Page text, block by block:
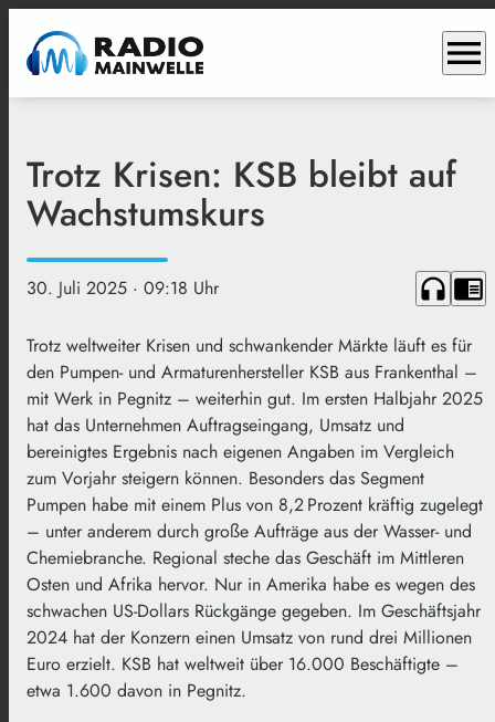
menu
Trotz Krisen: KSB bleibt auf
Wachstumskurs
30. Juli 2025 · 09:18 Uhr headphones chrome_reader_mode
Trotz weltweiter Krisen und schwankender Märkte läuft es für
den Pumpen- und Armaturenhersteller KSB aus Frankenthal –
mit Werk in Pegnitz – weiterhin gut. Im ersten Halbjahr 2025
hat das Unternehmen Auftragseingang, Umsatz und
bereinigtes Ergebnis nach eigenen Angaben im Vergleich
zum Vorjahr steigern können. Besonders das Segment
Pumpen habe mit einem Plus von 8,2 Prozent kräftig zugelegt
– unter anderem durch große Aufträge aus der Wasser- und
Chemiebranche. Regional steche das Geschäft im Mittleren
Osten und Afrika hervor. Nur in Amerika habe es wegen des
schwachen US-Dollars Rückgänge gegeben. Im Geschäftsjahr
2024 hat der Konzern einen Umsatz von rund drei Millionen
Euro erzielt. KSB hat weltweit über 16.000 Beschäftigte –
etwa 1.600 davon in Pegnitz.